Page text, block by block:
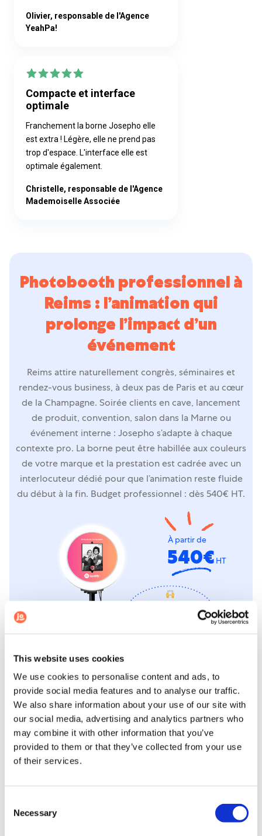
This website uses cookies
We use cookies to personalise content and ads, to
provide social media features and to analyse our traffic.
We also share information about your use of our site with
our social media, advertising and analytics partners who
may combine it with other information that you’ve
provided to them or that they’ve collected from your use
of their services.
Selection
Necessary
Olivier, responsable de l'Agence
YeahPa!
Compacte et interface
optimale
Franchement la borne Josepho elle
est extra ! Légère, elle ne prend pas
trop d'espace. L'interface elle est
optimale également.
Christelle, responsable de l'Agence
Mademoiselle Associée
Photobooth professionnel à
Reims : l’animation qui
prolonge l’impact d’un
événement
Reims attire naturellement congrès, séminaires et
rendez-vous business, à deux pas de Paris et au cœur
de la Champagne. Soirée clients en cave, lancement
de produit, convention, salon dans la Marne ou
événement interne : Josepho s’adapte à chaque
contexte pro. La borne peut être habillée aux couleurs
de votre marque et la prestation est cadrée avec un
interlocuteur dédié pour que l’animation reste fluide
du début à la fin. Budget professionnel : dès 540€ HT.
À partir de
540€ HT
📅Location 24H
📸Prise de photos et GIFs illimitée
🖨️300 impressions photos